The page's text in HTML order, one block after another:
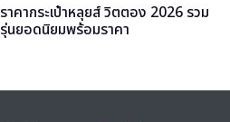
ราคากระเป๋าหลุยส์ วิตตอง 2026 รวม
รุ่นยอดนิยมพร้อมราคา